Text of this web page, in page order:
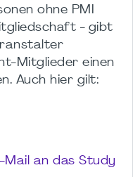
ohne PMI
- gibt
Mitglieder einen
Auch hier gilt:
Mail an das Study